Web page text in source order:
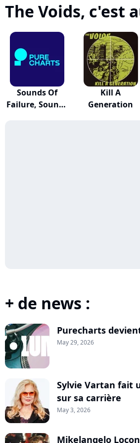
The Voids, c'est
Sounds Of
Failure, Sounds
Kill A
Generation
+ de news :
Purecharts
May 29, 2026
Sylvie Vartan fait
sur sa carrière
May 3, 2026
Mikelangelo